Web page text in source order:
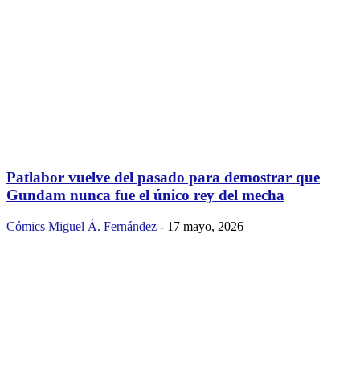
Patlabor vuelve del pasado para demostrar que
Gundam nunca fue el único rey del mecha
Cómics Miguel Á. Fernández - 17 mayo, 2026